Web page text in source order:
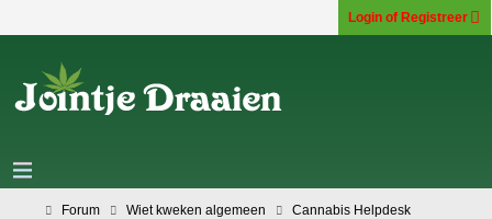
Login of Registreer
Forum Wiet kweken algemeen
Cannabis Helpdesk